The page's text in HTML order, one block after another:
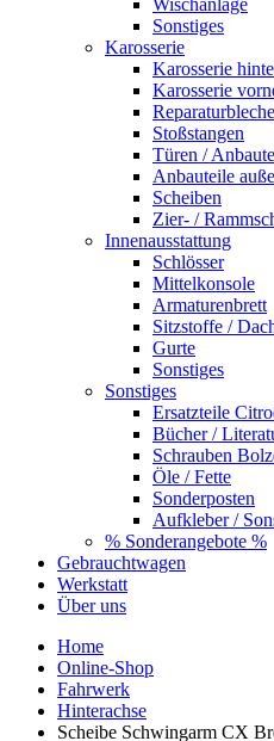
Sonstiges
Karosserie
Karosserie
Karosserie
Reparaturbleche
Stoßstangen
Türen /
Anbauteile
Scheiben
Zier- /
Innenausstattung
Schlösser
Mittelkonsole
Armaturenbrett
Sitzstoffe /
Gurte
Sonstiges
Sonstiges
Ersatzteile
Bücher /
Schrauben
Öle / Fette
Sonderposten
Aufkleber /
% Sonderangebote %
Gebrauchtwagen
Werkstatt
Über uns
Home
Online-Shop
Fahrwerk
Hinterachse
Scheibe Schwingarm CX